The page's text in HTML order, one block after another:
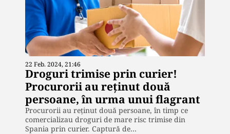
22 Feb. 2024, 21:46
Droguri trimise prin curier!
Procurorii au reținut două
persoane, în urma unui flagrant
Procurorii au reținut două persoane, în timp ce
comercializau droguri de mare risc trimise din
Spania prin curier. Captură de…